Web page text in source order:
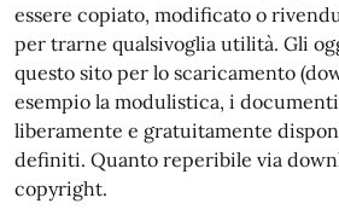
essere copiato, modificato o
per trarne qualsivoglia utilità. Gli
questo sito per lo scaricamento
esempio la modulistica, i
liberamente e gratuitamente
definiti. Quanto reperibile via
copyright.